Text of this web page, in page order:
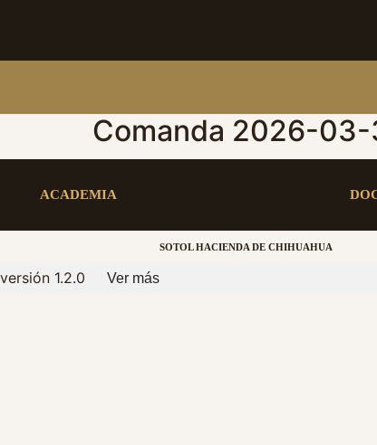
Comanda 2026-03-
ACADEMIA
SOTOL HACIENDA DE CHIHUAHUA
versión 1.2.0 Ver más